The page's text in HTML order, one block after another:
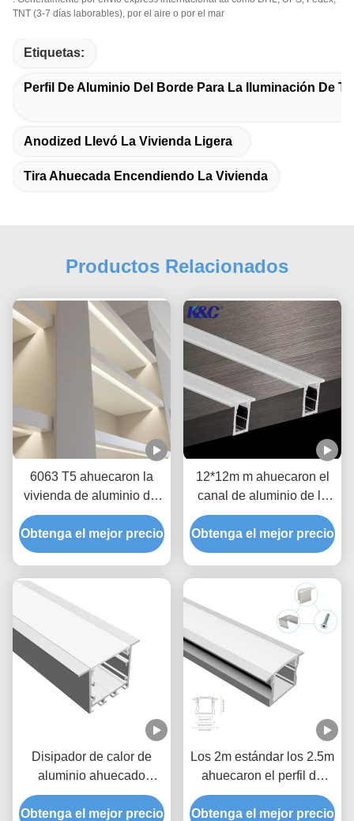
TNT (3-7 días laborables), por el aire o por el mar
Etiquetas:
Perfil De Aluminio Del Borde Para La Iluminación De
Anodized Llevó La Vivienda Ligera
Tira Ahuecada Encendiendo La Vivienda
Productos Relacionados
6063 T5 ahuecaron la
vivienda de aluminio del
disipador de calor del
perfil del LED para la luz
de techo
Obtenga el mejor precio
12*12m m ahuecaron el
canal de aluminio de la
protuberancia del
disipador de calor del
perfil del LED
Obtenga el mejor precio
Disipador de calor de
aluminio ahuecado
35*35m m grande del
canal de la luz del poder
Obtenga el mejor precio
Los 2m estándar los 2.5m
ahuecaron el perfil de
aluminio del LED con la
cubierta de la PC
Obtenga el mejor precio